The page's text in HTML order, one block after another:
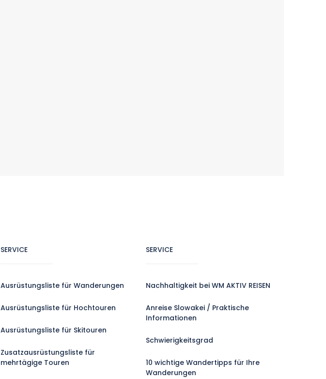
SERVICE
Ausrüstungsliste für Wanderungen
Ausrüstungsliste für Hochtouren
Ausrüstungsliste für Skitouren
Zusatzausrüstungsliste für
mehrtägige Touren
SERVICE
Nachhaltigkeit bei WM AKTIV REISEN
Anreise Slowakei / Praktische
Informationen
Schwierigkeitsgrad
10 wichtige Wandertipps für Ihre
Wanderungen